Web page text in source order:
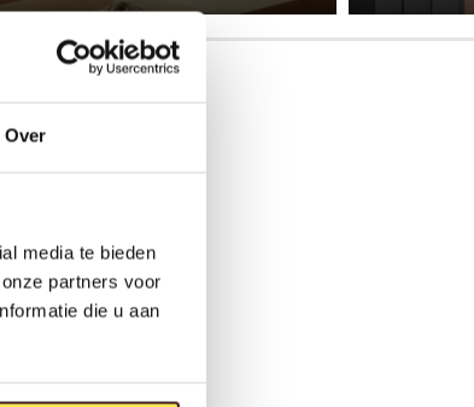
Over
media te bieden
partners voor
die u aan